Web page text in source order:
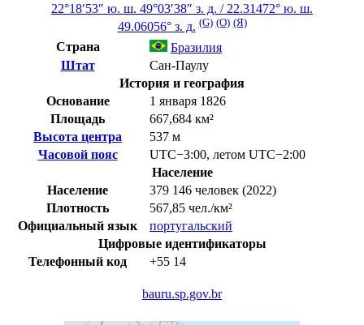
22°18′53″ ю. ш. 49°03′38″ з. д. / 22.31472° ю. ш.
49.06056° з. д. (G) (O) (Я)
Страна
Бразилия
Штат
Сан-Паулу
История и география
Основание
1 января 1826
Площадь
667,684 км²
Высота центра
537 м
Часовой пояс
UTC−3:00, летом UTC−2:00
Население
Население
379 146 человек (2022)
Плотность
567,85 чел./км²
Официальный язык
португальский
Цифровые идентификаторы
Телефонный код
+55 14
bauru.sp.gov.br